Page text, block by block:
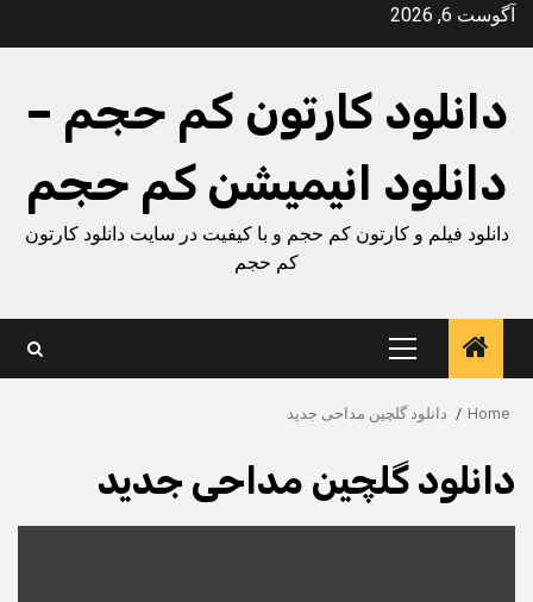
Skipآگوست 6, 2026
دانلود کارتون کم حجم –
دانلود انیمیشن کم حجم
دانلود فیلم و کارتون کم حجم و با کیفیت در سایت دانلود کارتون
کم حجم
Primary
Menu
Home دانلود گلچین مداحی جدید
دانلود گلچین مداحی جدید